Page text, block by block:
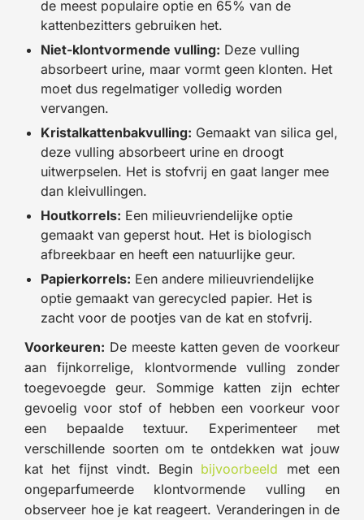
de meest populaire optie en 65% van de
kattenbezitters gebruiken het.
Niet-klontvormende vulling: Deze vulling
absorbeert urine, maar vormt geen klonten. Het
moet dus regelmatiger volledig worden
vervangen.
Kristalkattenbakvulling: Gemaakt van silica gel,
deze vulling absorbeert urine en droogt
uitwerpselen. Het is stofvrij en gaat langer mee
dan kleivullingen.
Houtkorrels: Een milieuvriendelijke optie
gemaakt van geperst hout. Het is biologisch
afbreekbaar en heeft een natuurlijke geur.
Papierkorrels: Een andere milieuvriendelijke
optie gemaakt van gerecycled papier. Het is
zacht voor de pootjes van de kat en stofvrij.
Voorkeuren: De meeste katten geven de voorkeur
aan fijnkorrelige, klontvormende vulling zonder
toegevoegde geur. Sommige katten zijn echter
gevoelig voor stof of hebben een voorkeur voor
een bepaalde textuur. Experimenteer met
verschillende soorten om te ontdekken wat jouw
kat het fijnst vindt. Begin bijvoorbeeld met een
ongeparfumeerde klontvormende vulling en
observeer hoe je kat reageert. Veranderingen in de